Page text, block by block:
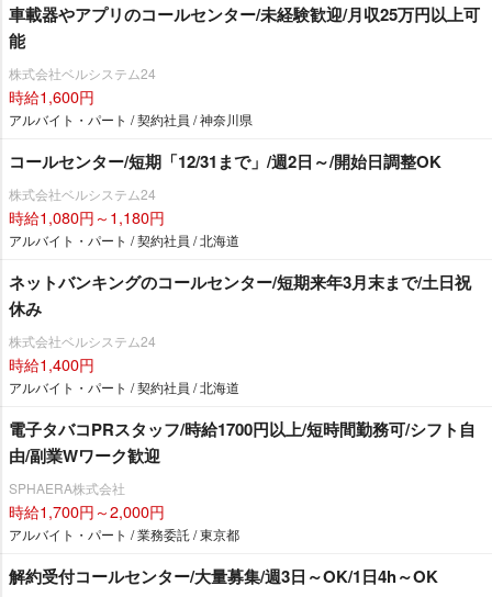
車載器やアプリのコールセンター/未経験歓迎/月収25万円以上可
能
株式会社ベルシステム24
時給1,600円
アルバイト・パート / 契約社員 / 神奈川県
コールセンター/短期「12/31まで」/週2日～/開始日調整OK
株式会社ベルシステム24
時給1,080円～1,180円
アルバイト・パート / 契約社員 / 北海道
ネットバンキングのコールセンター/短期来年3月末まで/土日祝
休み
株式会社ベルシステム24
時給1,400円
アルバイト・パート / 契約社員 / 北海道
電子タバコPRスタッフ/時給1700円以上/短時間勤務可/シフト自
由/副業Wワーク歓迎
SPHAERA株式会社
時給1,700円～2,000円
アルバイト・パート / 業務委託 / 東京都
解約受付コールセンター/大量募集/週3日～OK/1日4h～OK